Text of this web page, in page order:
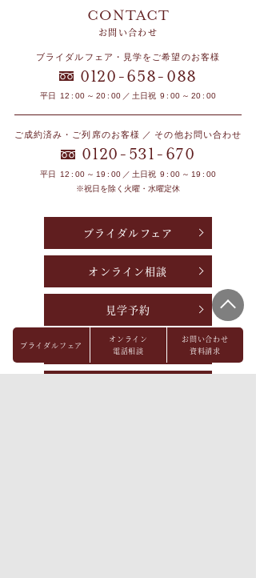
お問い合わせ
ブライダルフェア・見学をご希望のお客様
0120 -658- 088
平日 12 : 00 ～ 20 : 00 ／ 土日祝 9 : 00 ～ 20 : 00
ご成約済み・ご列席のお客様 ／ その他お問い合わせ
0120 - 531 - 670
平日 12 : 00 ～ 19 : 00 ／ 土日祝 9 : 00 ～ 19 : 00
※祝日を除く火曜・水曜定休
ブライダルフェア
オンライン相談
見学予約
資料請求
ブライダルフェア
オンライン
電話相談
お問い合わせ
資料請求